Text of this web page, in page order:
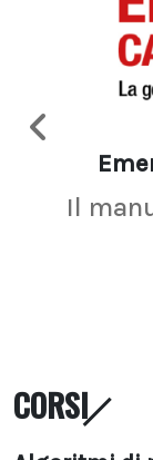
Il
CORSI